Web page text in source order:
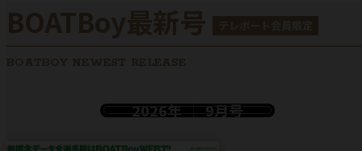
BOATBoy最新号
BOATBOY NEWEST RELEASE
2026年 9月号